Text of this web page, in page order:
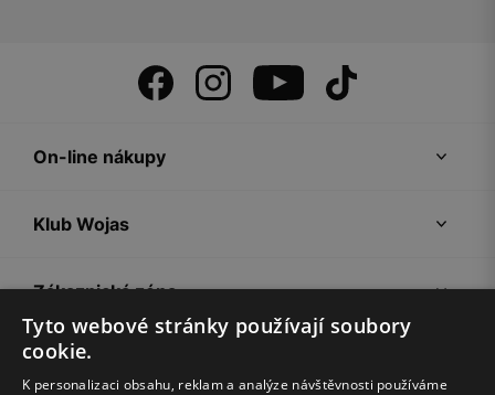
On-line nákupy
Klub Wojas
Zákaznická zóna
Společnost Wojas
Tyto webové stránky používají soubory
cookie.
K personalizaci obsahu, reklam a analýze návštěvnosti používáme